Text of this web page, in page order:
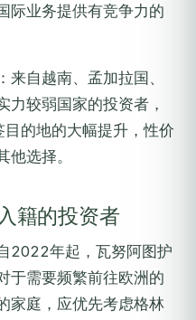
际业务提供有竞争力的
：来自越南、孟加拉国、
力较弱国家的投资者，
的地的大幅提升，性价
他选择。
籍的投资者
2022年起，瓦努阿图护
于需要频繁前往欧洲的
家庭，应优先考虑格林